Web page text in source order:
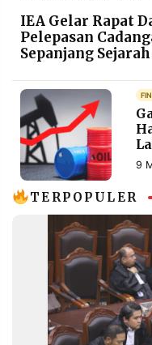
PENGADUAN
OF
IKUTI
KAMI
RESOLUSI
MEDIA
PRAMUDITA
IEA Gelar Rapat
Pelepasan
Sepanjang
9
TERPOPULER